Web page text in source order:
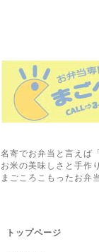
名寄でお弁当と言えば
お米の美味しさと手作
まごころこもったお弁
トップページ